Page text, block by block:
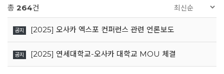
총 264건
공지 [2025] 오사카 엑스포 컨퍼런스 관련 언론보도
공지 [2025] 연세대학교-오사카 대학교 MOU 체결